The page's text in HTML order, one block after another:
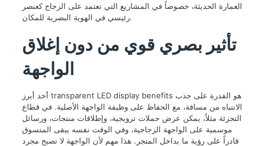
العمارة الحديثة، خصوصاً في المشاريع التي تعتمد على الزجاج كعنصر
رئيسي في الهوية البصرية للمكان.
تأثير بصري قوي من دون إغلاق
الواجهة
أحد أبرز transparent LED display benefits هو القدرة على جذب
الانتباه من مسافة، مع الحفاظ على وظيفة الواجهة الأصلية. في قطاع
التجزئة مثلاً، يمكن عرض حملات ترويجية، وإطلاقات منتجات، ورسائل
موسمية على الواجهة الزجاجية، وفي الوقت نفسه يبقى المتسوق
قادراً على رؤية ما بداخل المتجر. هذا مهم لأن الواجهة لا تصبح مجرد